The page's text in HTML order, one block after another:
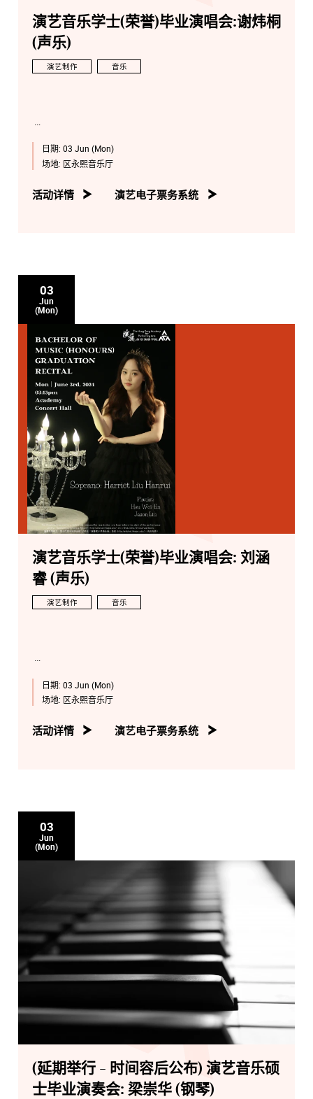
演艺音乐学士(荣誉)毕业演唱会:谢炜桐
(声乐)
演艺制作 音乐
日期: 03 Jun (Mon)
场地: 区永熙音乐厅
活动详情 演艺电子票务系统
03
Jun
(Mon)
演艺音乐学士(荣誉)毕业演唱会: 刘涵
睿 (声乐)
演艺制作 音乐
日期: 03 Jun (Mon)
场地: 区永熙音乐厅
活动详情 演艺电子票务系统
03
Jun
(Mon)
(延期举行 - 时间容后公布) 演艺音乐硕
士毕业演奏会: 梁崇华 (钢琴)